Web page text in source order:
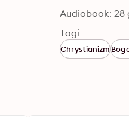
Audiobook: 28
Tagi
Chrystianizm